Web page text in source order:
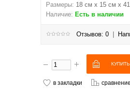
Размеры: 18 см х 15 см х
Наличие: Есть в наличии
Отзывов: 0
в закладки сравнение